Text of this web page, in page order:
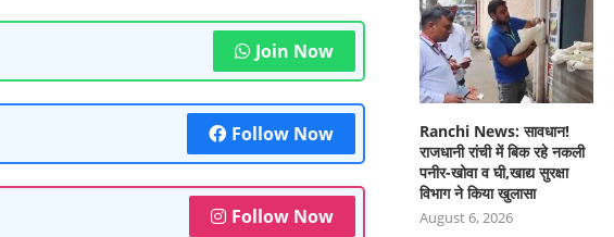
Join Now
Follow Now
Follow Now
Ranchi News: सावधान!
राजधानी रांची में बिक रहे नकली
पनीर-खोवा व घी,खाद्य सुरक्षा
विभाग ने किया खुलासा
August 6, 2026